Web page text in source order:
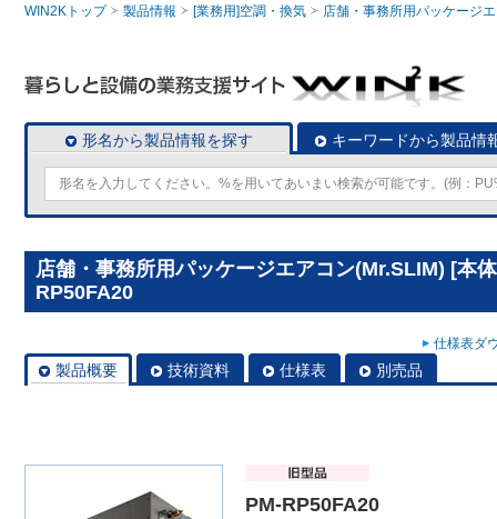
WIN2Kトップ 製品情報 [業務用]空調・換気 店舗・事務所用パッケージ
形名から製品情報を探す キーワードから製品情
店舗・事務所用パッケージエアコン(Mr.SLIM) [本
RP50FA20
仕様表ダ
製品概要 技術資料 仕様表 別売品
PM-RP50FA20